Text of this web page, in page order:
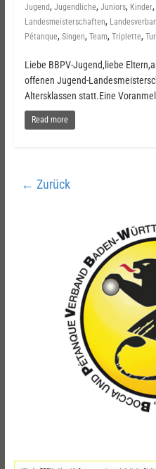
Jugend, Jugendliche, Juniors, Kinder,
Landesmeisterschaften,
Pétanque, Singen, Team, Triplette,
Liebe BBPV-Jugend,liebe
offenen Jugend-
Altersklassen statt.Eine
Read more
← Zurück